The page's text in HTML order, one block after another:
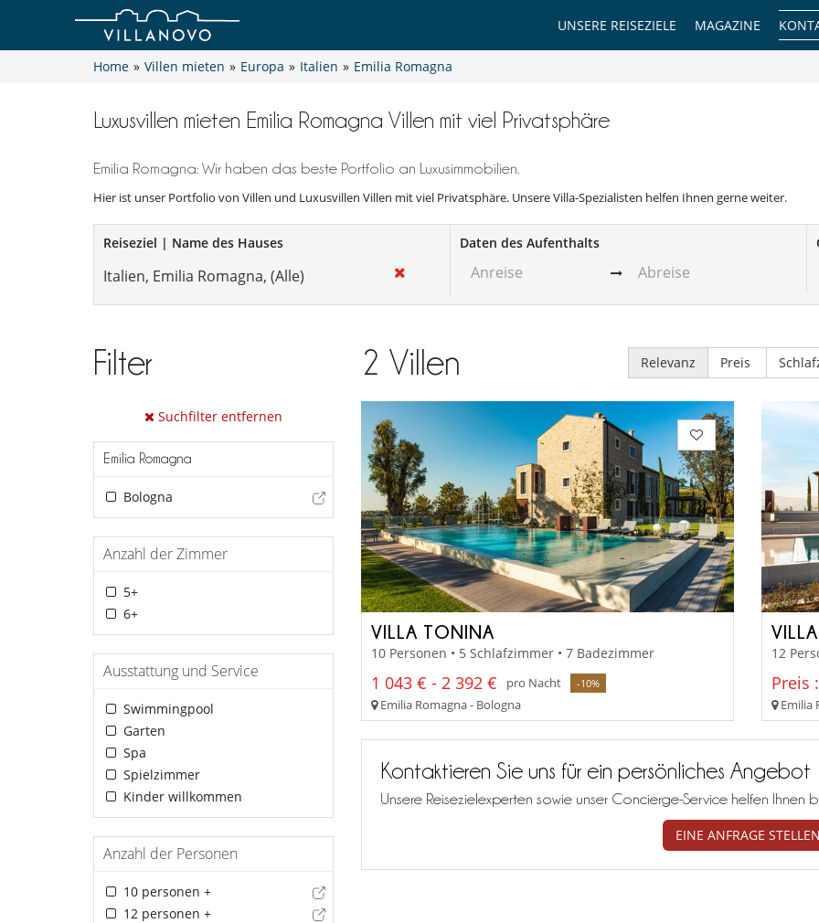
MAGAZINE
UNSERE REISEZIELE
Home » Villen mieten » Europa » Italien » Emilia Romagna
Luxusvillen mieten Emilia Romagna Villen mit viel Privatsphäre
Emilia Romagna: Wir haben das beste Portfolio an Luxusimmobilien.
Hier ist unser Portfolio von Villen und Luxusvillen Villen mit viel Privatsphäre. Unsere Villa-Spezialisten helfen Ihnen gerne weiter.
Reiseziel | Name des Hauses Daten des Aufenthalts
Filter
Suchfilter entfernen
Emilia Romagna
Bologna
Anzahl der Zimmer
5+
6+
Ausstattung und Service
Swimmingpool
Garten
Spa
Spielzimmer
Kinder willkommen
Anzahl der Personen
10 personen +
12 personen +
2 Villen Relevanz Preis
VILLA TONINA
10 Personen • 5 Schlafzimmer • 7 Badezimmer
1 043 € - 2 392 € pro Nacht -10%
Emilia Romagna - Bologna
12
Preis
Emilia
Kontaktieren Sie uns für ein persönliches Angebot
Unsere Reisezielexperten sowie unser Concierge-Service helfen
EINE ANFRAGE